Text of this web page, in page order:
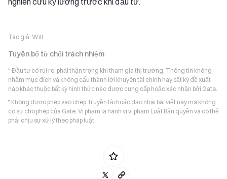
Tác giả: Will
Tuyên bố từ chối trách nhiệm
* Đầu tư có rủi ro, phải thận trọng khi tham gia thị trường. Thông tin không
nhằm mục đích và không cấu thành lời khuyên tài chính hay bất kỳ đề xuất
nào khác thuộc bất kỳ hình thức nào được cung cấp hoặc xác nhận bởi Gate.
* Không được phép sao chép, truyền tải hoặc đạo nhái bài viết này mà không
có sự cho phép của Gate. Vi phạm là hành vi vi phạm Luật Bản quyền và có thể
phải chịu sự xử lý theo pháp luật.